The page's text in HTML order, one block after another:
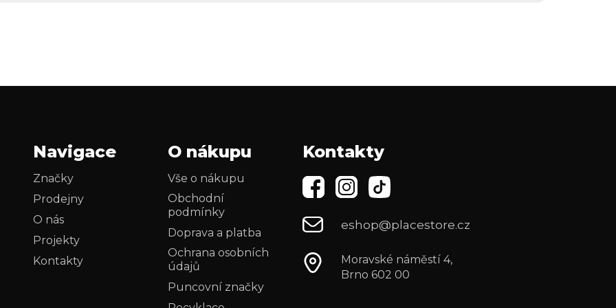
Navigace
Značky
Prodejny
O nás
Projekty
Kontakty
O nákupu
Vše o nákupu
Obchodní
podmínky
Doprava a platba
Ochrana osobních
údajů
Puncovní značky
Kontakty
eshop@placestore.cz
Moravské náměstí 4,
Brno 602 00